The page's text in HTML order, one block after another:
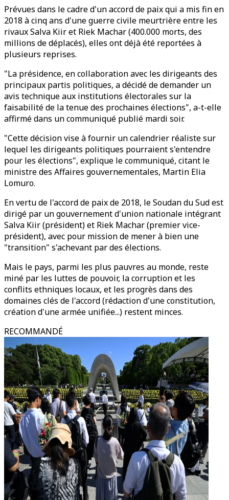
Prévues dans le cadre d'un accord de paix qui a mis fin en
2018 à cinq ans d'une guerre civile meurtrière entre les
rivaux Salva Kiir et Riek Machar (400.000 morts, des
millions de déplacés), elles ont déjà été reportées à
plusieurs reprises.
"La présidence, en collaboration avec les dirigeants des
principaux partis politiques, a décidé de demander un
avis technique aux institutions électorales sur la
faisabilité de la tenue des prochaines élections", a-t-elle
affirmé dans un communiqué publié mardi soir.
"Cette décision vise à fournir un calendrier réaliste sur
lequel les dirigeants politiques pourraient s'entendre
pour les élections", explique le communiqué, citant le
ministre des Affaires gouvernementales, Martin Elia
Lomuro.
En vertu de l'accord de paix de 2018, le Soudan du Sud est
dirigé par un gouvernement d'union nationale intégrant
Salva Kiir (président) et Riek Machar (premier vice-
président), avec pour mission de mener à bien une
"transition" s'achevant par des élections.
Mais le pays, parmi les plus pauvres au monde, reste
miné par les luttes de pouvoir, la corruption et les
conflits ethniques locaux, et les progrès dans des
domaines clés de l'accord (rédaction d'une constitution,
création d'une armée unifiée...) restent minces.
RECOMMANDÉ